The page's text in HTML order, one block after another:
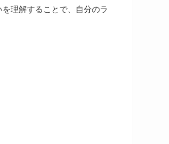
理解することで、自分のラ